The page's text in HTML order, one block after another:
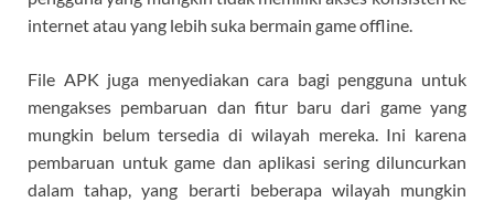
internet atau yang lebih suka bermain game offline.
File APK juga menyediakan cara bagi pengguna untuk
mengakses pembaruan dan fitur baru dari game yang
mungkin belum tersedia di wilayah mereka. Ini karena
pembaruan untuk game dan aplikasi sering diluncurkan
dalam tahap, yang berarti beberapa wilayah mungkin